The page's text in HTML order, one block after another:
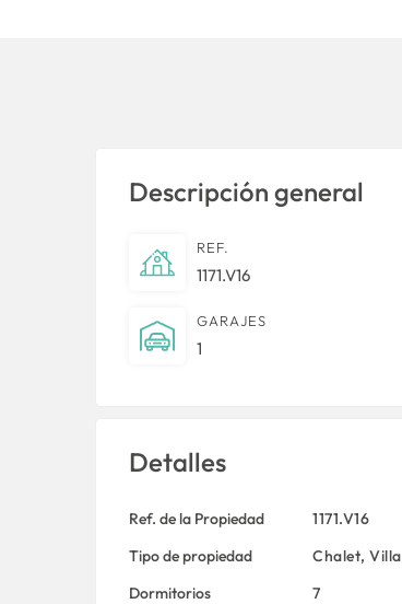
Descripción general
REF.
1171.V16
GARAJES
1
Detalles
Ref. de la Propiedad 1171.V16
Tipo de propiedad
Chalet, Villa
Dormitorios
7